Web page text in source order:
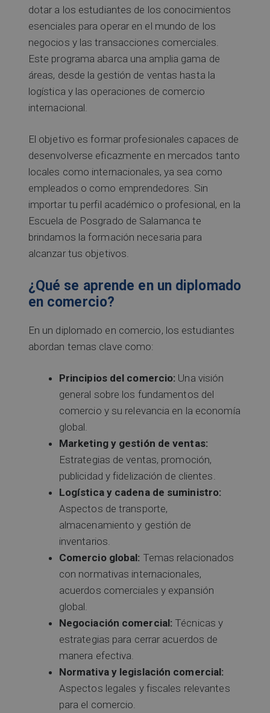
dotar a los estudiantes de los conocimientos
esenciales para operar en el mundo de los
negocios y las transacciones comerciales.
Este programa abarca una amplia gama de
áreas, desde la gestión de ventas hasta la
logística y las operaciones de comercio
internacional.
El objetivo es formar profesionales capaces de
desenvolverse eficazmente en mercados tanto
locales como internacionales, ya sea como
empleados o como emprendedores. Sin
importar tu perfil académico o profesional, en la
Escuela de Posgrado de Salamanca te
brindamos la formación necesaria para
alcanzar tus objetivos.
¿Qué se aprende en un diplomado
en comercio?
En un diplomado en comercio, los estudiantes
abordan temas clave como:
Principios del comercio: Una visión
general sobre los fundamentos del
comercio y su relevancia en la economía
global.
Marketing y gestión de ventas:
Estrategias de ventas, promoción,
publicidad y fidelización de clientes.
Logística y cadena de suministro:
Aspectos de transporte,
almacenamiento y gestión de
inventarios.
Comercio global: Temas relacionados
con normativas internacionales,
acuerdos comerciales y expansión
global.
Negociación comercial: Técnicas y
estrategias para cerrar acuerdos de
manera efectiva.
Normativa y legislación comercial:
Aspectos legales y fiscales relevantes
para el comercio.